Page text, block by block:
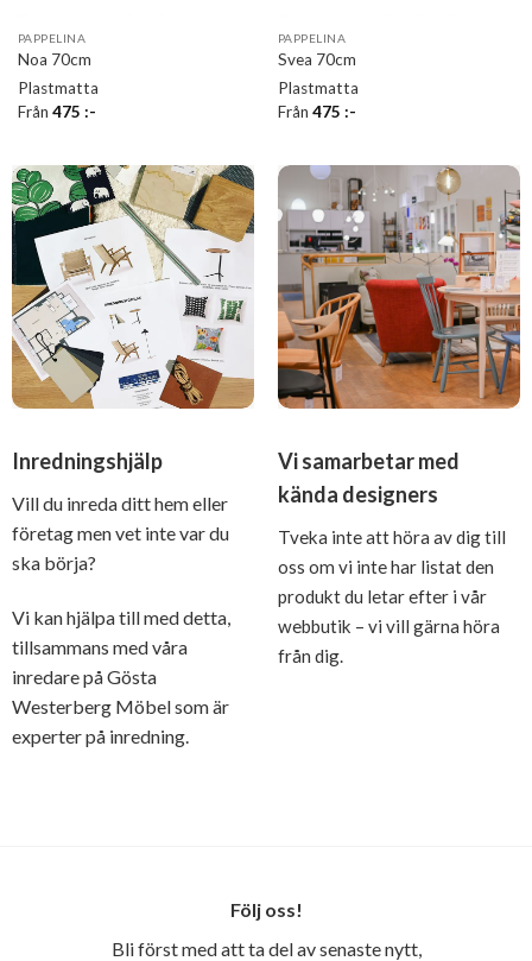
PAPPELINA
Noa 70cm
Plastmatta
Från 475 :-
PAPPELINA
Svea 70cm
Plastmatta
Från 475 :-
Inredningshjälp
Vill du inreda ditt hem eller
företag men vet inte var du
ska börja?
Vi kan hjälpa till med detta,
tillsammans med våra
inredare på Gösta
Westerberg Möbel som är
experter på inredning.
Vi samarbetar med
kända designers
Tveka inte att höra av dig till
oss om vi inte har listat den
produkt du letar efter i vår
webbutik – vi vill gärna höra
från dig.
Följ oss!
Bli först med att ta del av senaste nytt,